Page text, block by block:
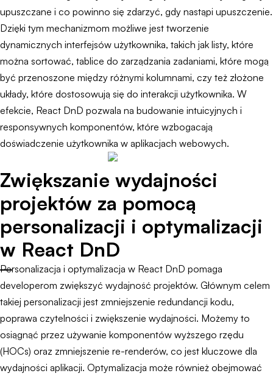
upuszczane i co powinno się zdarzyć, gdy nastąpi upuszczenie.
Dzięki tym mechanizmom możliwe jest tworzenie
dynamicznych interfejsów użytkownika, takich jak listy, które
można sortować, tablice do zarządzania zadaniami, które mogą
być przenoszone między różnymi kolumnami, czy też złożone
układy, które dostosowują się do interakcji użytkownika. W
efekcie, React DnD pozwala na budowanie intuicyjnych i
responsywnych komponentów, które wzbogacają
doświadczenie użytkownika w aplikacjach webowych.
Zwiększanie wydajności
projektów za pomocą
personalizacji i optymalizacji
w React DnD
Personalizacja i optymalizacja w React DnD pomaga
developerom zwiększyć wydajność projektów. Głównym celem
takiej personalizacji jest zmniejszenie redundancji kodu,
poprawa czytelności i zwiększenie wydajności. Możemy to
osiągnąć przez używanie komponentów wyższego rzędu
(HOCs) oraz zmniejszenie re-renderów, co jest kluczowe dla
wydajności aplikacji. Optymalizacja może również obejmować